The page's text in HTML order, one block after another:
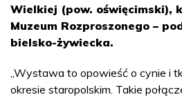
Wielkiej (pow. oświęcimski),
Muzeum Rozproszonego –
bielsko-żywiecka.
„Wystawa to opowieść o cynie i
okresie staropolskim. Takie